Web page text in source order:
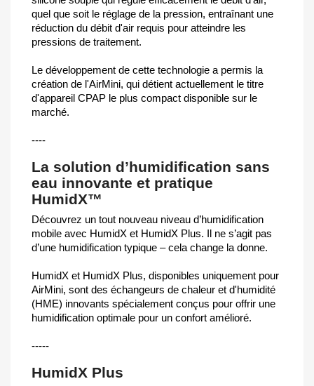
quel que soit le réglage de la pression, entraînant une
réduction du débit d'air requis pour atteindre les
pressions de traitement.
Le développement de cette technologie a permis la
création de l'AirMini, qui détient actuellement le titre
d'appareil CPAP le plus compact disponible sur le
marché.
----
La solution d’humidification sans
eau innovante et pratique
HumidX™
Découvrez un tout nouveau niveau d’humidification
mobile avec HumidX et HumidX Plus. Il ne s’agit pas
d’une humidification typique – cela change la donne.
HumidX et HumidX Plus, disponibles uniquement pour
AirMini, sont des échangeurs de chaleur et d'humidité
(HME) innovants spécialement conçus pour offrir une
humidification optimale pour un confort amélioré.
-----
HumidX Plus